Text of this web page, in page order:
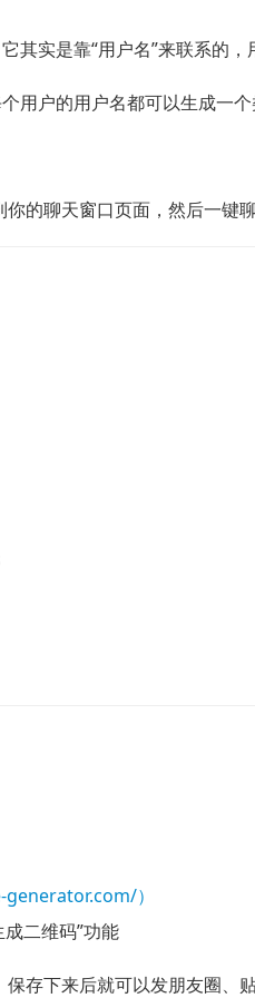
其实是靠“用户名”来联系的
用户的用户名都可以生成一个
的聊天窗口页面，然后一键
）
二维码”功能
存下来后就可以发朋友圈、